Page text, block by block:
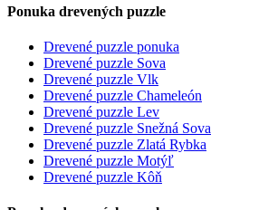
Ponuka drevených puzzle
Drevené puzzle ponuka
Drevené puzzle Sova
Drevené puzzle Vlk
Drevené puzzle Chameleón
Drevené puzzle Lev
Drevené puzzle Snežná Sova
Drevené puzzle Zlatá Rybka
Drevené puzzle Motýľ
Drevené puzzle Kôň